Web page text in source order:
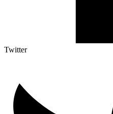
Twitter